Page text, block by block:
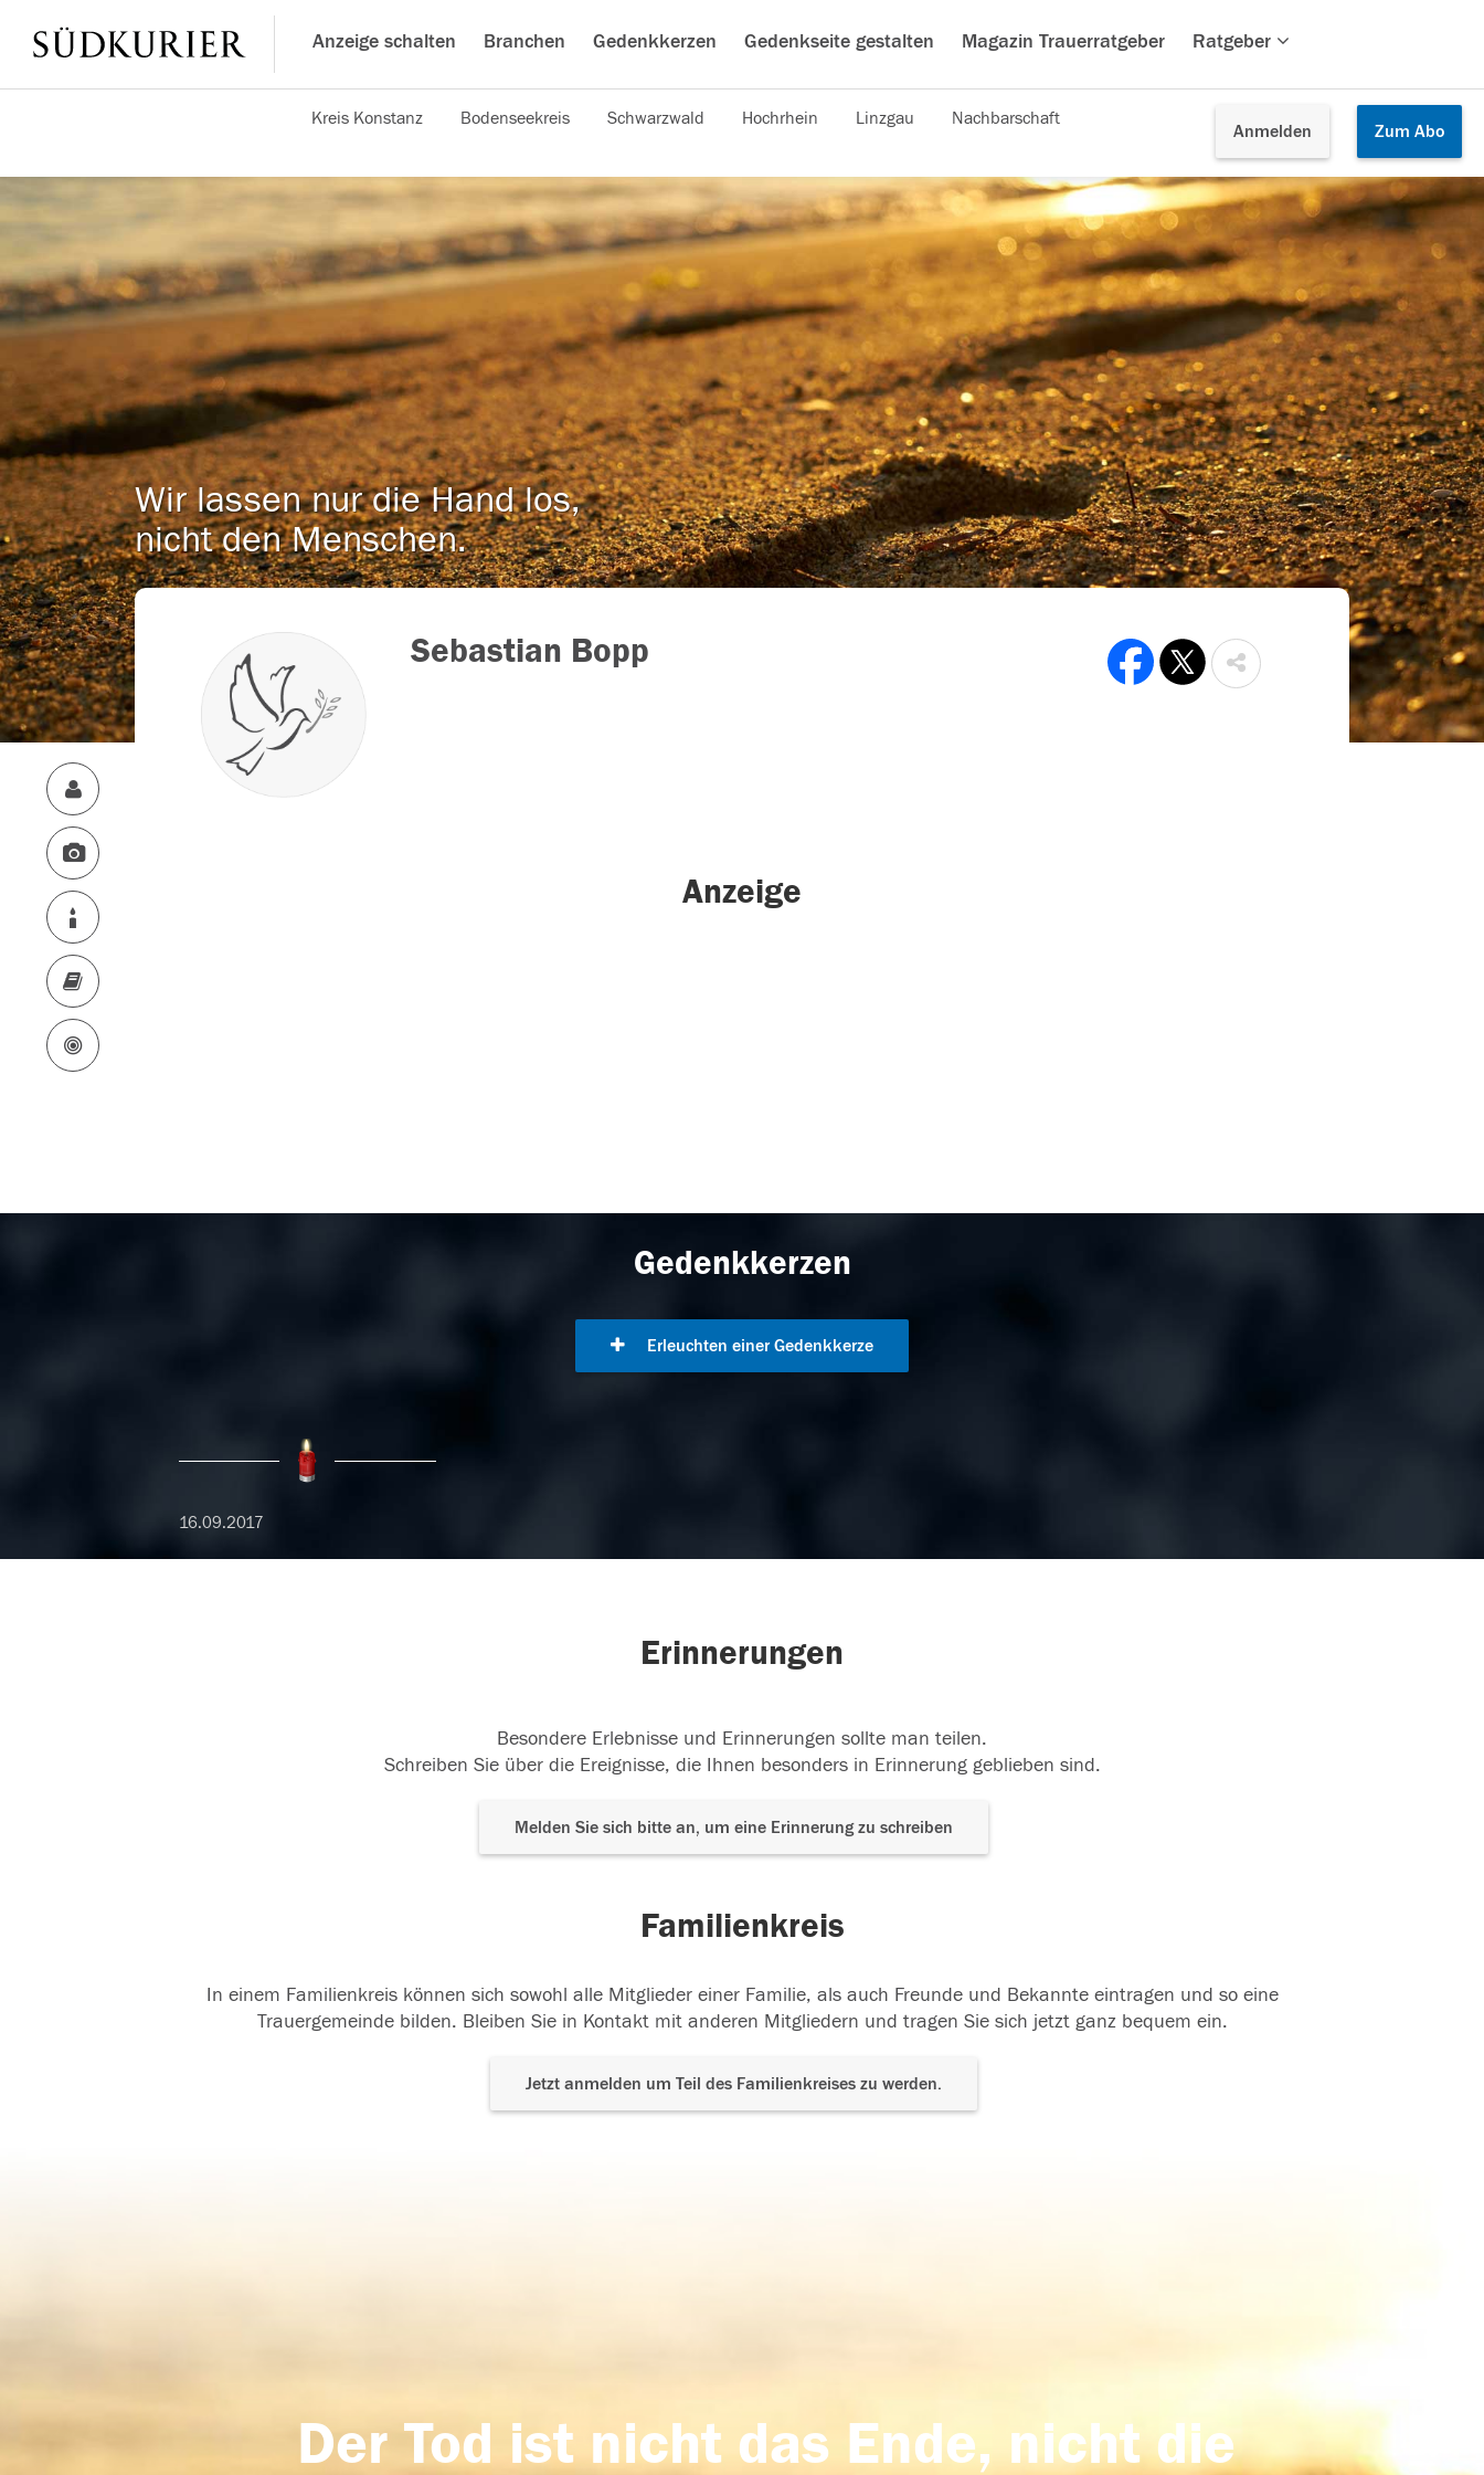
Anzeige schalten Branchen Gedenkkerzen Gedenkseite gestalten Magazin Trauerratgeber Ratgeber
Anmelden Zum Abo
Kreis Konstanz Bodenseekreis Schwarzwald Hochrhein Linzgau Nachbarschaft
Wir lassen nur die Hand los,
nicht den Menschen.
Sebastian Bopp
Anzeige
Gedenkkerzen
Erleuchten einer Gedenkkerze
16.09.2017
Erinnerungen
Besondere Erlebnisse und Erinnerungen sollte man teilen.
Schreiben Sie über die Ereignisse, die Ihnen besonders in Erinnerung geblieben sind.
Melden Sie sich bitte an, um eine Erinnerung zu schreiben
Familienkreis
In einem Familienkreis können sich sowohl alle Mitglieder einer Familie, als auch Freunde und Bekannte eintragen und so eine
Trauergemeinde bilden. Bleiben Sie in Kontakt mit anderen Mitgliedern und tragen Sie sich jetzt ganz bequem ein.
Jetzt anmelden um Teil des Familienkreises zu werden.
Der Tod ist nicht das Ende, nicht die